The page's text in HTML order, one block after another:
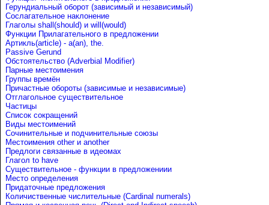
Герундиальный оборот (зависимый и независимый)
Сослагательное наклонение
Глаголы shall(should) и will(would)
Функции Прилагательного в предложении
Артикль(article) - a(an), the.
Passive Gerund
Обстоятельство (Adverbial Modifier)
Парные местоимения
Группы времён
Причастные обороты (зависимые и независимые)
Отглагольное существительное
Частицы
Список сокращений
Виды местоимений
Сочинительные и подчинительные союзы
Местоимения other и another
Предлоги связанные в идеомах
Глагол to have
Существительное - функции в предложениии
Место определения
Придаточные предложения
Количиственные числительные (Cardinal numerals)